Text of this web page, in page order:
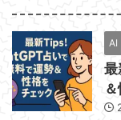
AI